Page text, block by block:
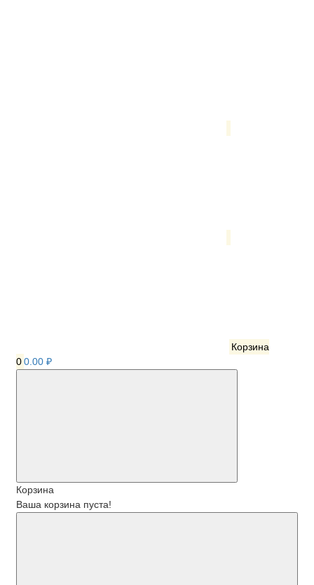
Корзина
00.00 ₽
Корзина
Ваша корзина пуста!